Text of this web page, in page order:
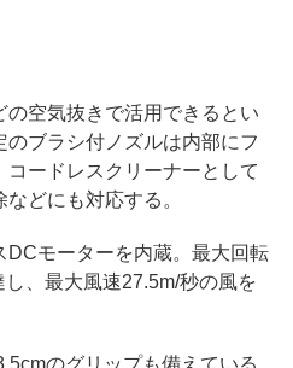
の空気抜きで活用できるとい
のブラシ付ノズルは内部にフ
コードレスクリーナーとして
どにも対応する。
DCモーターを内蔵。最大回転
、最大風速27.5m/秒の風を